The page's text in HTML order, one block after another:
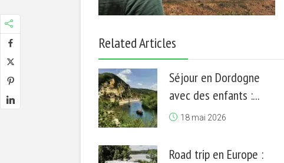
Related Articles
Séjour en Dordogne
avec des enfants :...
18 mai 2026
Road trip en Europe :